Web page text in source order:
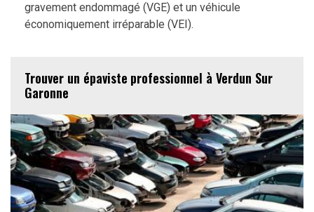
gravement endommagé (VGE) et un véhicule
économiquement irréparable (VEI).
Trouver un épaviste professionnel à Verdun Sur
Garonne